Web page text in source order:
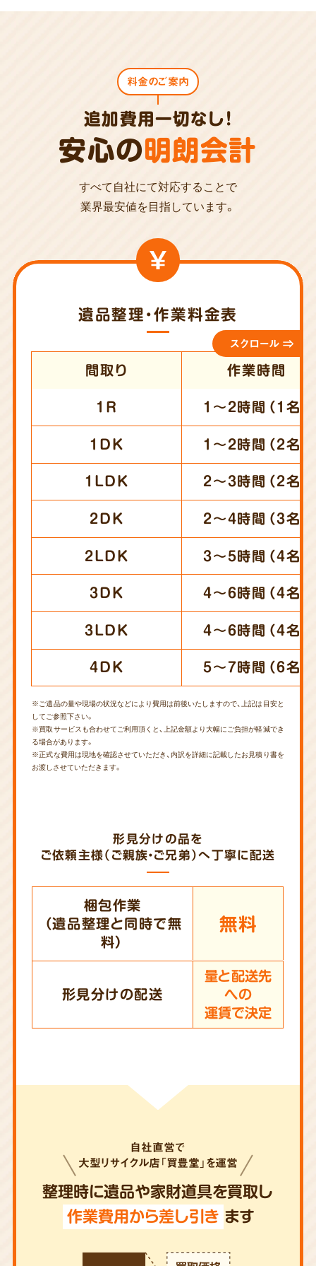
料金のご案内
追加費用一切なし!
安心の明朗会計
すべて自社にて対応することで
業界最安値を目指しています。
遺品整理・作業料金表
間取り 作業時間
1R 1～2時間（1名）
1DK 1～2時間（2名）
1LDK 2～3時間（2名）
2DK 2～4時間（3名）
2LDK 3～5時間（4名）
3DK 4～6時間（4名）
3LDK 4～6時間（4名）
4DK 5～7時間（6名）
スクロール ⇒
※ご遺品の量や現場の状況などにより費用は前後いたしますので、上記は目安と
してご参照下さい。
※買取サービスも合わせてご利用頂くと、上記金額より大幅にご負担が軽減でき
る場合があります。
※正式な費用は現地を確認させていただき、内訳を詳細に記載したお見積り書を
お渡しさせていただきます。
形見分けの品を
ご依頼主様（ご親族・ご兄弟）へ丁寧に配送
梱包作業
（遺品整理と同時で無
料）
無料
形見分けの配送
量と配送先
への
運賃で決定
整理時に遺品や家財道具を買取し
作業費用から差し引き ます
自社直営で
大型リサイクル店「買豊堂」を運営